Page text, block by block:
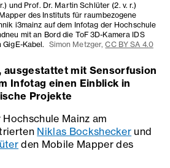
und Prof. Dr. Martin Schlüter (2. v. r.)
des Instituts für raumbezogene
i3mainz auf dem Infotag der Hochschule
mit an Bord die ToF 3D-Kamera IDS
Kabel. Simon Metzger,CC BY SA 4.0
ausgestattet mit Sensorfusion
Infotag einen Einblick in
Projekte
Hochschule Mainz am
Niklas Bockshecker und
den Mobile Mapper des